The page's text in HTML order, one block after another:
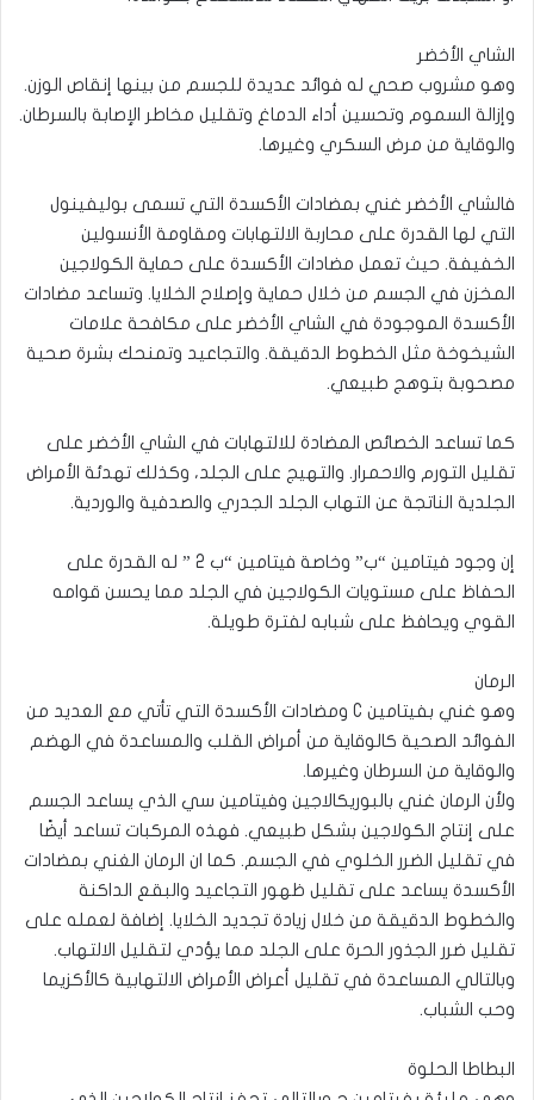
الشاي الأخضر
وهو مشروب صحي له فوائد عديدة للجسم من بينها إنقاص الوزن.
وإزالة السموم وتحسين أداء الدماغ وتقليل مخاطر الإصابة بالسرطان.
والوقاية من مرض السكري وغيرها.
فالشاي الأخضر غني بمضادات الأكسدة التي تسمى بوليفينول
التي لها القدرة على محاربة الالتهابات ومقاومة الأنسولين
الخفيفة. حيث تعمل مضادات الأكسدة على حماية الكولاجين
المخزن في الجسم من خلال حماية وإصلاح الخلايا. وتساعد مضادات
الأكسدة الموجودة في الشاي الأخضر على مكافحة علامات
الشيخوخة مثل الخطوط الدقيقة. والتجاعيد وتمنحك بشرة صحية
مصحوبة بتوهج طبيعي.
كما تساعد الخصائص المضادة للالتهابات في الشاي الأخضر على
تقليل التورم والاحمرار. والتهيج على الجلد، وكذلك تهدئة الأمراض
الجلدية الناتجة عن التهاب الجلد الجدري والصدفية والوردية.
إن وجود فيتامين “ب” وخاصة فيتامين “ب 2 ” له القدرة على
الحفاظ على مستويات الكولاجين في الجلد مما يحسن قوامه
القوي ويحافظ على شبابه لفترة طويلة.
الرمان
وهو غني بفيتامين C ومضادات الأكسدة التي تأتي مع العديد من
الفوائد الصحية كالوقاية من أمراض القلب والمساعدة في الهضم
والوقاية من السرطان وغيرها.
ولأن الرمان غني بالبوريكالاجين وفيتامين سي الذي يساعد الجسم
على إنتاج الكولاجين بشكل طبيعي. فهذه المركبات تساعد أيضًا
في تقليل الضرر الخلوي في الجسم. كما ان الرمان الغني بمضادات
الأكسدة يساعد على تقليل ظهور التجاعيد والبقع الداكنة
والخطوط الدقيقة من خلال زيادة تجديد الخلايا. إضافة لعمله على
تقليل ضرر الجذور الحرة على الجلد مما يؤدي لتقليل الالتهاب.
وبالتالي المساعدة في تقليل أعراض الأمراض الالتهابية كالأكزيما
وحب الشباب.
البطاطا الحلوة